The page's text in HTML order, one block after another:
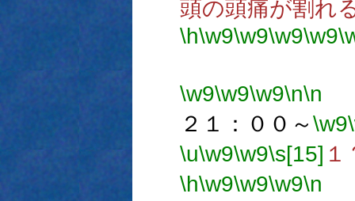
頭の頭痛が割れ
\h\w9\w9\w9\w9
\w9\w9\w9\n\n
２１：００～\w9
\u\w9\w9\s[15] １
\h\w9\w9\w9\n